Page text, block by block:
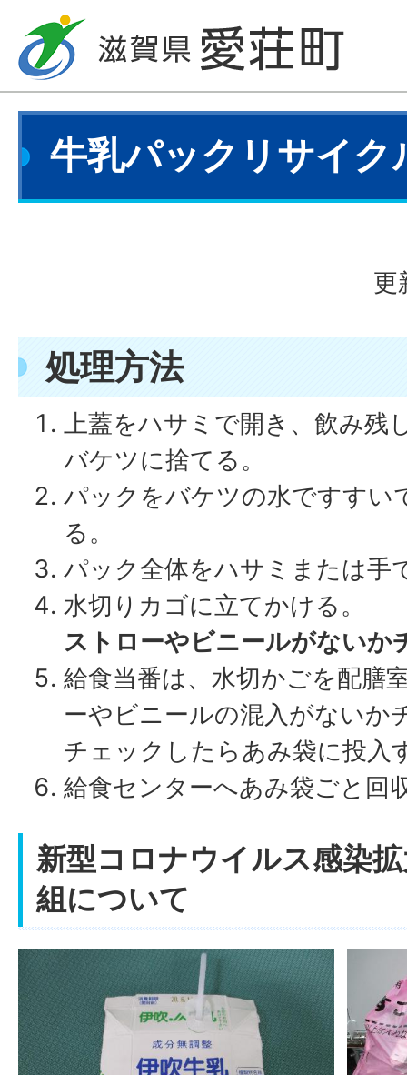
牛乳パックリサイク
更
処理方法
上蓋をハサミで開き、飲み残
バケツに捨てる。
パックをバケツの水ですすい
る。
パック全体をハサミまたは手
水切りカゴに立てかける。
ストローやビニールがないか
給食当番は、水切かごを配膳
ーやビニールの混入がないか
チェックしたらあみ袋に投入
給食センターへあみ袋ごと回
新型コロナウイルス感染
組について